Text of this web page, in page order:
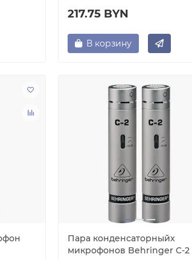
217.75 BYN
В корзину
Пара конденсаторныйх
микрофонов Behringer C-2